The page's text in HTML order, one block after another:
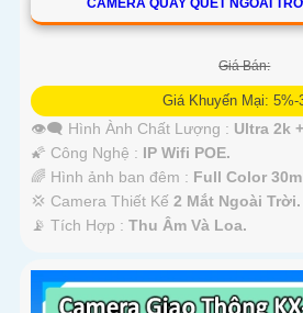
CAMERA QUAY QUÉT NGOÀI
Giá Bán:
Giá Khuyến Mại: 5%-
👁️‍🗨 Hình Ành Chất Lượng : Ultra 2k
🌠 Công Nghệ : IP Wifi POE.
🌈 Hình ảnh ban đêm : Full Color
💢 Camera Thiết Kế 2 Mắt Ngoài Trời.
️📡 Tích Hợp : Thu Âm Và Loa.